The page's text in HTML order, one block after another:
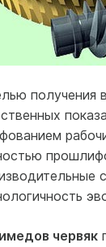
получения
червяк